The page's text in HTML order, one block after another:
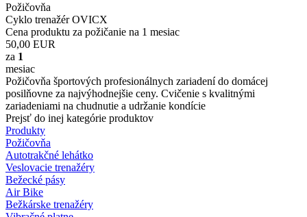
Požičovňa
Cyklo trenažér OVICX
Cena produktu za požičanie na 1 mesiac
50,00 EUR
za 1
mesiac
Požičovňa športových profesionálnych zariadení do domácej
posilňovne za najvýhodnejšie ceny. Cvičenie s kvalitnými
zariadeniami na chudnutie a udržanie kondície
Prejsť do inej kategórie produktov
Produkty
Požičovňa
Autotrakčné lehátko
Veslovacie trenažéry
Bežecké pásy
Air Bike
Bežkárske trenažéry